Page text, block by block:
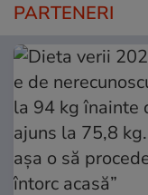
PARTENERI